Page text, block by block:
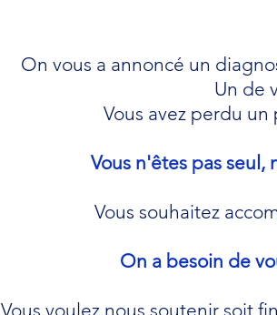
On vous a annoncé un
Un de
Vous avez perdu
Vous n'êtes pas seul,
Vous souhaitez
On a besoin de
Vous voulez nous soutenir soit